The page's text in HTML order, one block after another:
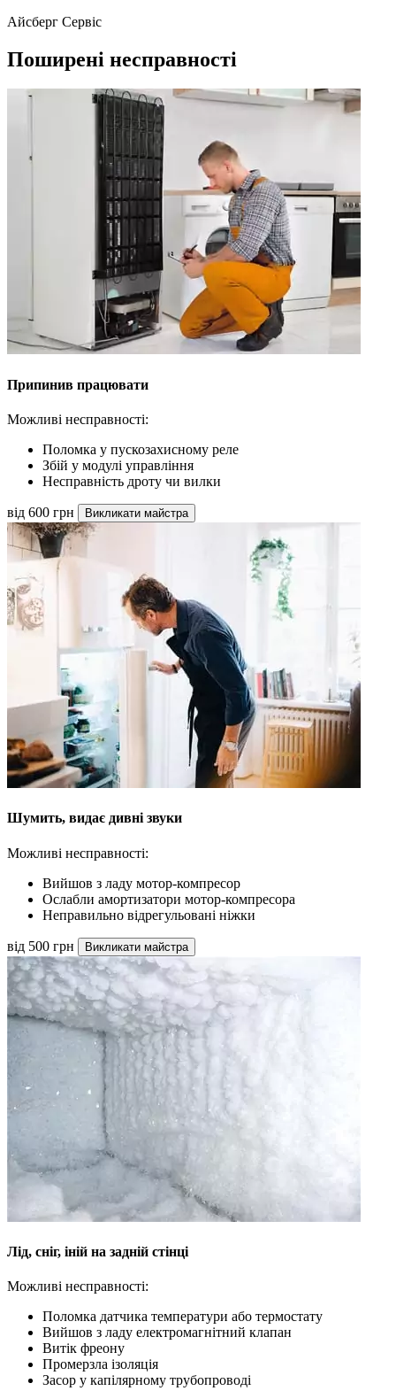
Айсберг Сервіс
Поширені несправності
Припинив працювати
Можливі несправності:
Поломка у пускозахисному реле
Збій у модулі управління
Несправність дроту чи вилки
від 600 грн Викликати майстра
Шумить, видає дивні звуки
Можливі несправності:
Вийшов з ладу мотор-компресор
Ослабли амортизатори мотор-компресора
Неправильно відрегульовані ніжки
від 500 грн Викликати майстра
Лід, сніг, іній на задній стінці
Можливі несправності:
Поломка датчика температури або термостату
Вийшов з ладу електромагнітний клапан
Витік фреону
Промерзла ізоляція
Засор у капілярному трубопроводі